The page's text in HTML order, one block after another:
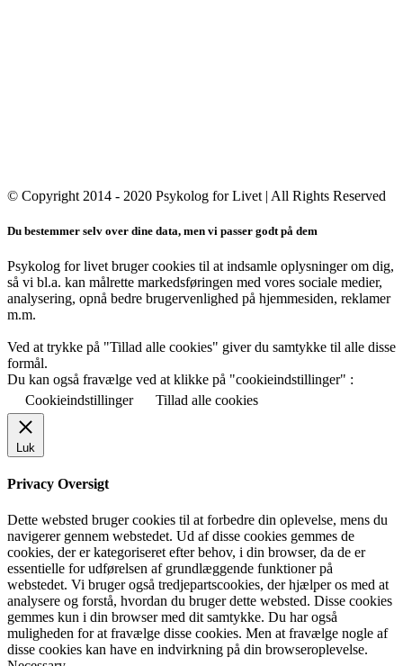
© Copyright 2014 - 2020 Psykolog for Livet | All Rights Reserved
Du bestemmer selv over dine data, men vi passer godt på dem
Psykolog for livet bruger cookies til at indsamle oplysninger om dig,
så vi bl.a. kan målrette markedsføringen med vores sociale medier,
analysering, opnå bedre brugervenlighed på hjemmesiden, reklamer
m.m.
Ved at trykke på "Tillad alle cookies" giver du samtykke til alle disse
formål.
Du kan også fravælge ved at klikke på "cookieindstillinger" :
Cookieindstillinger
Tillad alle cookies
Luk
Privacy Oversigt
Dette websted bruger cookies til at forbedre din oplevelse, mens du
navigerer gennem webstedet. Ud af disse cookies gemmes de
cookies, der er kategoriseret efter behov, i din browser, da de er
essentielle for udførelsen af grundlæggende funktioner på
webstedet. Vi bruger også tredjepartscookies, der hjælper os med at
analysere og forstå, hvordan du bruger dette websted. Disse cookies
gemmes kun i din browser med dit samtykke. Du har også
muligheden for at fravælge disse cookies. Men at fravælge nogle af
disse cookies kan have en indvirkning på din browseroplevelse.